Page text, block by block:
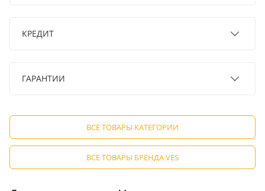
КРЕДИТ
ГАРАНТИИ
ВСЕ ТОВАРЫ КАТЕГОРИИ
ВСЕ ТОВАРЫ БРЕНДА VES